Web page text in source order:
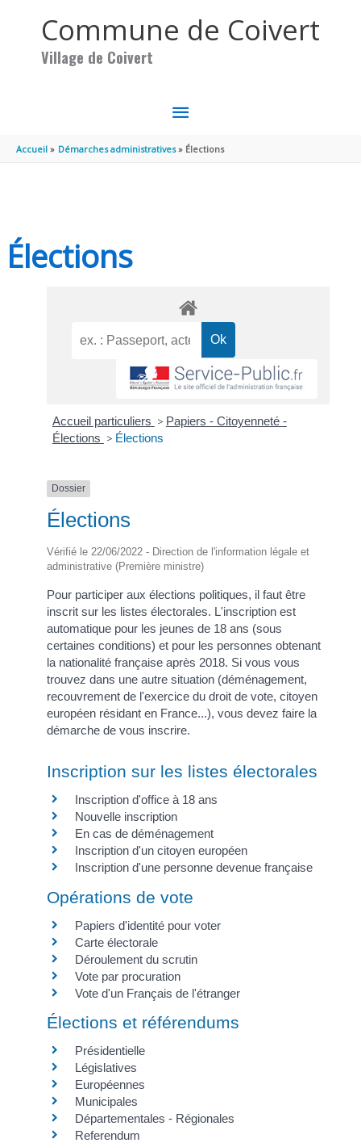
Commune de Coivert
Village de Coivert
MENU
PRINCIPAL
Accueil Démarches administratives Élections
Élections
Accueil particuliers > Papiers - Citoyenneté -
Élections > Élections
Dossier
Élections
Vérifié le 22/06/2022 - Direction de l'information légale et
administrative (Première ministre)
Pour participer aux élections politiques, il faut être
inscrit sur les listes électorales. L'inscription est
automatique pour les jeunes de 18 ans (sous
certaines conditions) et pour les personnes obtenant
la nationalité française après 2018. Si vous vous
trouvez dans une autre situation (déménagement,
recouvrement de l'exercice du droit de vote, citoyen
européen résidant en France...), vous devez faire la
démarche de vous inscrire.
Inscription sur les listes électorales
Inscription d'office à 18 ans
Nouvelle inscription
En cas de déménagement
Inscription d'un citoyen européen
Inscription d'une personne devenue française
Opérations de vote
Papiers d'identité pour voter
Carte électorale
Déroulement du scrutin
Vote par procuration
Vote d'un Français de l'étranger
Élections et référendums
Présidentielle
Législatives
Européennes
Municipales
Départementales - Régionales
Referendum